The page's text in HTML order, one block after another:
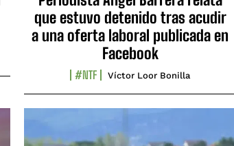
que estuvo detenido tras acudir
a una oferta laboral publicada en
Facebook
#NTF Víctor Loor Bonilla